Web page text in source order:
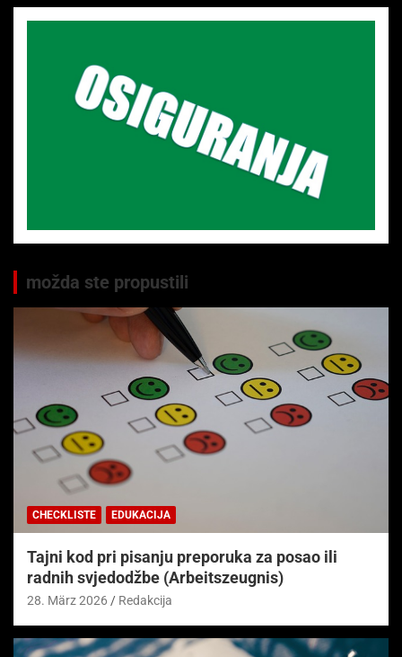
možda ste propustili
CHECKLISTE EDUKACIJA
Tajni kod pri pisanju preporuka za posao ili
radnih svjedodžbe (Arbeitszeugnis)
28. März 2026 Redakcija